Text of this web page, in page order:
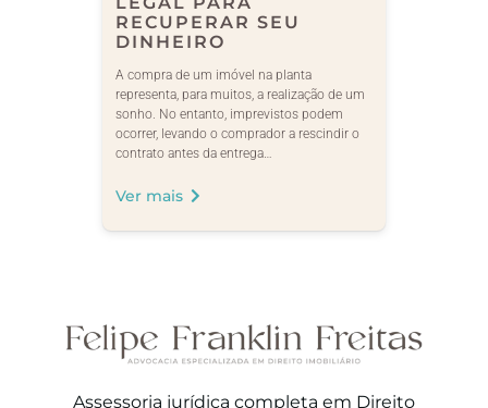
RECUPERAR SEU
DINHEIRO
A compra de um imóvel na planta
representa, para muitos, a realização de um
sonho. No entanto, imprevistos podem
ocorrer, levando o comprador a rescindir o
contrato antes da entrega…
Ver mais
Assessoria jurídica completa em Direito